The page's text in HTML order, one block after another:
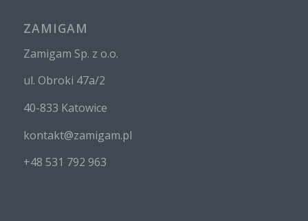
ZAMIGAM
Zamigam Sp. z o.o.
ul. Obroki 47a/2
40-833 Katowice
kontakt@zamigam.pl
+48 531 792 963